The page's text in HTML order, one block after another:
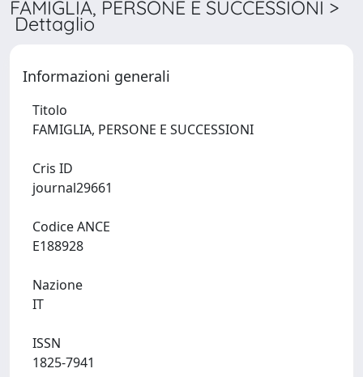
FAMIGLIA, PERSONE E SUCCESSIONI >
Dettaglio
Informazioni generali
Titolo
Cris ID
Codice ANCE
Nazione
ISSN